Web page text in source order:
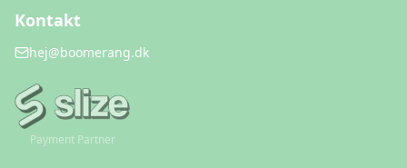
Kontakt
hej@boomerang.dk
Payment Partner